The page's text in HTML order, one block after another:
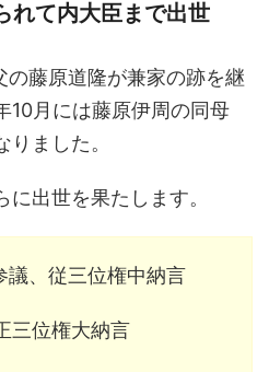
れて内大臣まで出世
藤原道隆が兼家の跡を継
10月には藤原伊周の同母
ました。
出世を果たします。
議、従三位権中納言
三位権大納言